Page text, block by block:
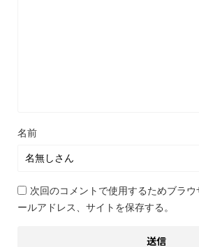
名前
次回のコメントで使用するためブラ
ールアドレス、サイトを保存する。